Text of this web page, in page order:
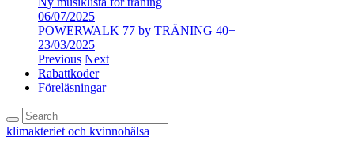
06/07/2025
POWERWALK 77 by TRÄNING 40+
23/03/2025
Previous Next
Rabattkoder
Föreläsningar
klimakteriet och kvinnohälsa